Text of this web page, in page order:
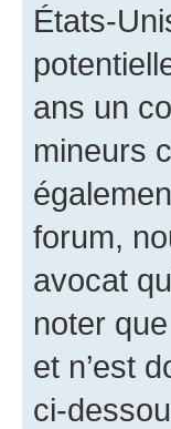
États-
ans un
mineurs
forum,
avocat
noter
et n’est
ci-